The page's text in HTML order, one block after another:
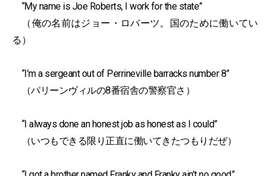
“My name is Joe Roberts, I work for the state”
（俺の名前はジョー・ロバーツ。国のために働いてい
る）
“I’m a sergeant out of Perrineville barracks number 8”
（パリーンヴィルの8番宿舎の警察官さ）
“I always done an honest job as honest as I could”
（いつもできる限り正直に働いてきたつもりだぜ）